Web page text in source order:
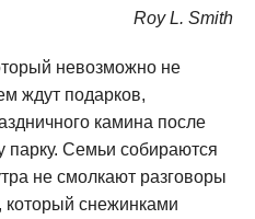
Roy L. Smith
невозможно не
ждут подарков,
камина после
парку. Семьи собираются
не смолкают разговоры
снежинками